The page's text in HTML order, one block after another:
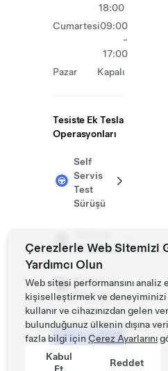
18:00
Cumartesi09:00
-
17:00
Pazar
Kapalı
Tesiste Ek Tesla
Operasyonları
Self
Servis
Test
Sürüşü
Merkezleri
Servis
Merkezi
Test
Sürüşü
Planlayın
Çerezlerle Web Sitemizi
Yardımcı Olun
Web sitesi performansını
kişiselleştirmek ve
kullanır ve cihazınızdan gelen
bulunduğunuz ülkenin dışına
fazla bilgi için Çerez Ayarlarını
Kabul
Reddet